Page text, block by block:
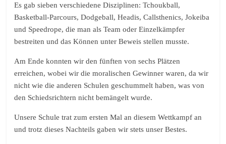
Es gab sieben verschiedene Disziplinen: Tchoukball,
Basketball-Parcours, Dodgeball, Headis, Callsthenics, Jokeiba
und Speedrope, die man als Team oder Einzelkämpfer
bestreiten und das Können unter Beweis stellen musste.
Am Ende konnten wir den fünften von sechs Plätzen
erreichen, wobei wir die moralischen Gewinner waren, da wir
nicht wie die anderen Schulen geschummelt haben, was von
den Schiedsrichtern nicht bemängelt wurde.
Unsere Schule trat zum ersten Mal an diesem Wettkampf an
und trotz dieses Nachteils gaben wir stets unser Bestes.